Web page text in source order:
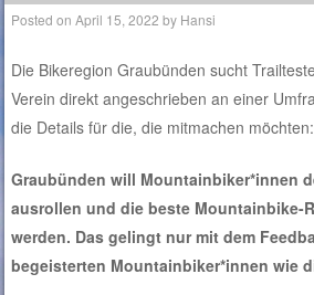
Posted onApril 15, 2022 by Hansi
Die Bikeregion Graubünden sucht
Verein direkt angeschrieben an einer
die Details für die, die mitmachen möchten:
Graubünden will Mountainbiker*innen
ausrollen und die beste Mountainbike-
werden. Das gelingt nur mit dem
begeisterten Mountainbiker*innen wie